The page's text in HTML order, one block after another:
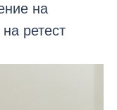
на
ретест